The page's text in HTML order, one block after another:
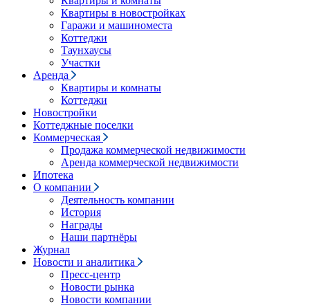
Квартиры в новостройках
Гаражи и машиноместа
Коттеджи
Таунхаусы
Участки
Аренда
Квартиры и комнаты
Коттеджи
Новостройки
Коттеджные поселки
Коммерческая
Продажа коммерческой недвижимости
Аренда коммерческой недвижимости
Ипотека
О компании
Деятельность компании
История
Награды
Наши партнёры
Журнал
Новости и аналитика
Пресс-центр
Новости рынка
Новости компании